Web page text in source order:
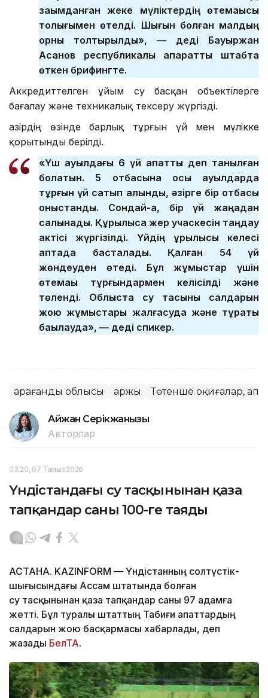
зақымданған жеке мүліктердің өтемақысы
толығымен өтелді. Шығын болған малдың
орны толтырылды», — деді Бауыржан
Асанов республикалық ақпараттық штабта
өткен брифингте.
Аккредиттелген ұйым су басқан объектілерге
бағалау және техникалық тексеру жүргізді.
Қазірдің өзінде барлық тұрғын үй мен мүлікке
қорытынды берілді.
«Үш ауылдағы 6 үй апатты деп танылған
болатын. 5 отбасына осы ауылдарда
тұрғын үй сатып алынды, әзірге бір отбасы
қоныстанды. Сондай-ақ, бір үй жаңадан
салынады. Құрылысқа жер учаскесін таңдау
актісі жүргізілді. Үйдің құрылысы келесі
аптада басталады. Қалған 54 үй
жөндеуден өтеді. Бұл жұмыстар үшін
өтемақы тұрғындармен келісілді және
төленді. Облыста су тасқыны салдарын
жою жұмыстары жалғасуда және тұрақты
бақылауда», — деді спикер.
Қарағанды облысы Қаржы Төтенше оқиғалар,
Айжан Серікжанқызы
Авторлар
03:20, 07 Тамыз 2026
Үндістандағы су тасқынынан қаза
тапқандар саны 100-ге таяды
АСТАНА. KAZINFORM — Үндістанның солтүстік-
шығысындағы Ассам штатында болған
су тасқынынан қаза тапқандар саны 97 адамға
жетті. Бұл туралы штаттың Табиғи апаттардың
салдарын жою басқармасы хабарлады, деп
жазады БелТА.